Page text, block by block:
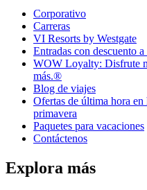
Corporativo
Carreras
VI Resorts by Westgate
Entradas con descuento
WOW Loyalty: Disfrute
más.®
Blog de viajes
Ofertas de última hora en
primavera
Paquetes para vacaciones
Contáctenos
Explora más